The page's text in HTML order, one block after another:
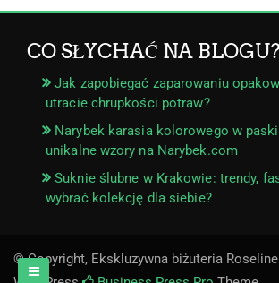
CO SŁYCHAĆ NA BLOGU?
Jak zapobiegać zaparowaniu
utracie chrupkości potraw?
Narybek karasia kolorowego w
unikalne wzory na Narybek.com
Suknie ślubne w Krakowie: trendy,
wybrać kolekcję dla siebie?
© Copyright, Ekskluzywna biżuteria Roseline